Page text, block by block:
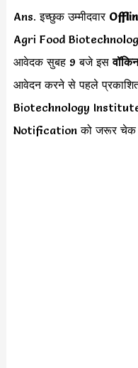
Ans. इच्छुक उम्मीदवार
Agri Food
आवेदक सुबह 9 बजे इस
आवेदन करने से पहले
Biotechnology
Notification को जरूर चेक